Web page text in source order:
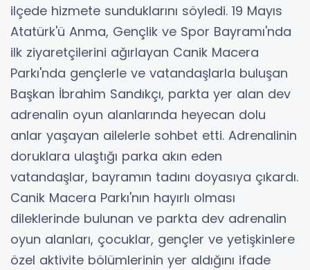
ilçede hizmete sunduklarını söyledi. 19 Mayıs
Atatürk'ü Anma, Gençlik ve Spor Bayramı'nda
ilk ziyaretçilerini ağırlayan Canik Macera
Parkı'nda gençlerle ve vatandaşlarla buluşan
Başkan İbrahim Sandıkçı, parkta yer alan dev
adrenalin oyun alanlarında heyecan dolu
anlar yaşayan ailelerle sohbet etti. Adrenalinin
doruklara ulaştığı parka akın eden
vatandaşlar, bayramın tadını doyasıya çıkardı.
Canik Macera Parkı'nın hayırlı olması
dileklerinde bulunan ve parkta dev adrenalin
oyun alanları, çocuklar, gençler ve yetişkinlere
özel aktivite bölümlerinin yer aldığını ifade